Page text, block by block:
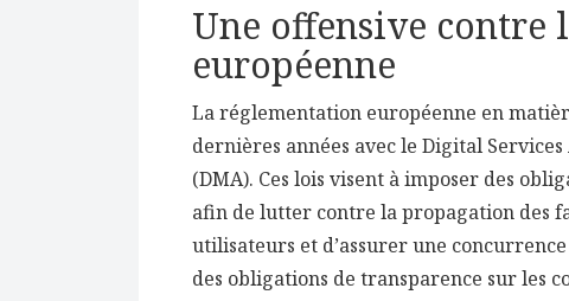
Une offensive contre
européenne
La réglementation européenne en
dernières années avec le Digital
(DMA). Ces lois visent à imposer des
afin de lutter contre la propagation des
utilisateurs et d’assurer une
des obligations de transparence sur les